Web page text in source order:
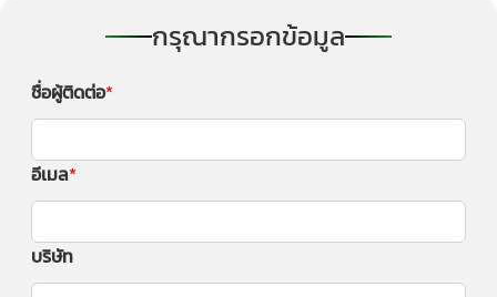
กรุณากรอกข้อมูล
ชื่อผู้ติดต่อ
อีเมล
บริษัท